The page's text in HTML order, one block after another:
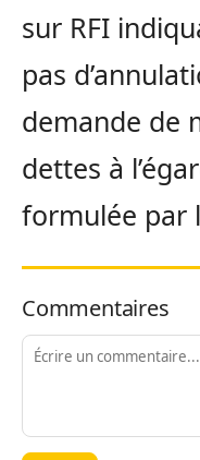
sur RFI
pas
demande de
dettes à
formulée par
Commentaires